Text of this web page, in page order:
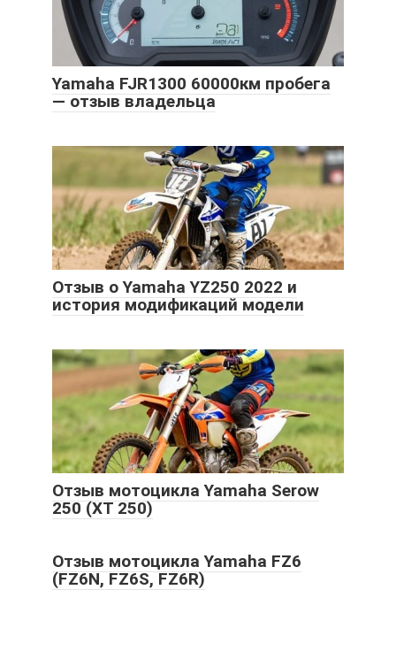
Yamaha FJR1300 60000км пробега
— отзыв владельца
Отзыв о Yamaha YZ250 2022 и
история модификаций модели
Отзыв мотоцикла Yamaha Serow
250 (XT 250)
Отзыв мотоцикла Yamaha FZ6
(FZ6N, FZ6S, FZ6R)